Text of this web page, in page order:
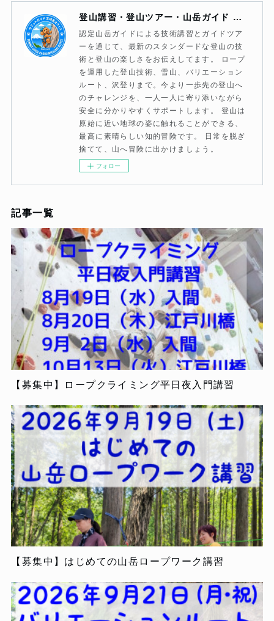
登山講習・登山ツアー・山岳ガイド サミットガイド宮崎薫オフィス
認定山岳ガイドによる技術講習とガイドツア
ーを通じて、最新のスタンダードな登山の技
術と登山の楽しさをお伝えしてます。 ロープ
を運用した登山技術、雪山、バリエーション
ルート、沢登りまで。今より一歩先の登山へ
のチャレンジを、一人一人に寄り添いながら
安全に分かりやすくサポートします。 登山は
原始に近い地球の姿に触れることができる、
最高に素晴らしい知的冒険です。 日常を脱ぎ
捨てて、山へ冒険に出かけましょう。
フォロー
記事一覧
【募集中】ロープクライミング平日夜入門講習
【募集中】はじめての山岳ロープワーク講習